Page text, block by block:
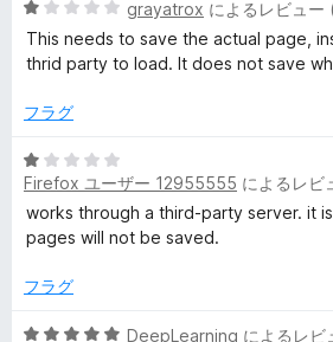
5
段
階
1
評
価
grayatrox によるレビュー
This needs to save the actual page,
thrid party to load. It does not save
フラグ
5
段
階
中
の
価
Firefox ユーザー 12955555 によるレビ
works through a third-party server. it
pages will not be saved.
フラグ
5
DeepLearning によるレビ